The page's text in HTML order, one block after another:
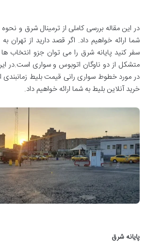
در این مقاله بررسی کاملی از ترمینال شرق و
شما ارائه خواهیم داد. اگر قصد دارید از تهران
سفر کنید پایانه شرق را می توان جزو انتخاب ها
متشکل از دو ناوگان اتوبوس و سواری است.در
در مورد خطوط سواری رانی قیمت بلیط زمانبندی
خرید آنلاین بلیط به شما ارائه خواهیم داد.
پایانه شرق